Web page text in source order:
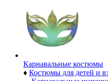
Карнавальные костюмы
♦ Костюмы для детей и